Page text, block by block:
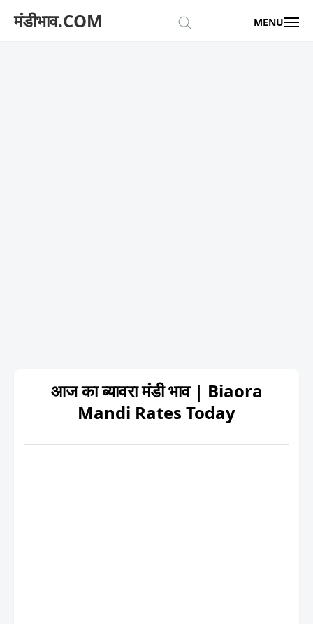
मंडीभाव.COM MENU
आज का ब्यावरा मंडी भाव | Biaora
Mandi Rates Today